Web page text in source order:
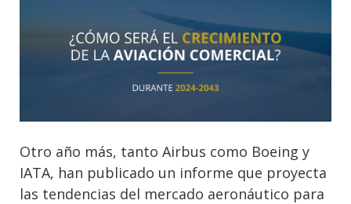
Otro año más, tanto Airbus como Boeing y
IATA, han publicado un informe que proyecta
las tendencias del mercado aeronáutico para